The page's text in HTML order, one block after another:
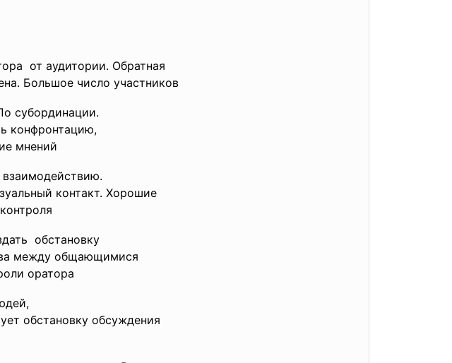
от аудитории. Обратная
Большое число участников
субординации.
конфронтацию,
мнений
взаимодействию.
контакт. Хорошие
обстановку
между общающимися
оратора
обстановку обсуждения